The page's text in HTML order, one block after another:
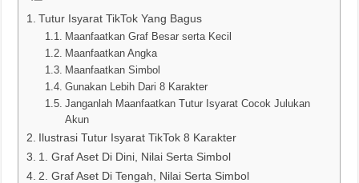
Tutur Isyarat TikTok Yang Bagus
Maanfaatkan Graf Besar serta Kecil
Maanfaatkan Angka
Maanfaatkan Simbol
Gunakan Lebih Dari 8 Karakter
Janganlah Maanfaatkan Tutur Isyarat Cocok Julukan
Akun
Ilustrasi Tutur Isyarat TikTok 8 Karakter
1. Graf Aset Di Dini, Nilai Serta Simbol
2. Graf Aset Di Tengah, Nilai Serta Simbol